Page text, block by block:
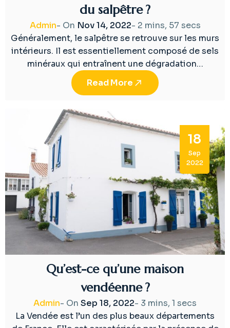
du salpêtre ?
Admin- On Nov 14, 2022- 2 mins, 57 secs
Généralement, le salpêtre se retrouve sur les murs
intérieurs. Il est essentiellement composé de sels
minéraux qui entraînent une dégradation…
Read More
18
Sep
2022
Qu’est-ce qu’une maison
vendéenne ?
Admin- On Sep 18, 2022- 3 mins, 1 secs
La Vendée est l’un des plus beaux départements